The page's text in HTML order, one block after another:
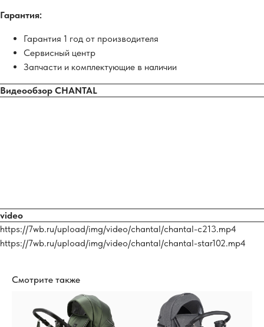
Гарантия:
Гарантия 1 год от производителя
Сервисный центр
Запчасти и комплектующие в наличии
Видеообзор CHANTAL
video
https://7wb.ru/upload/img/video/chantal/chantal-c213.mp4
https://7wb.ru/upload/img/video/chantal/chantal-star102.mp4
Смотрите также